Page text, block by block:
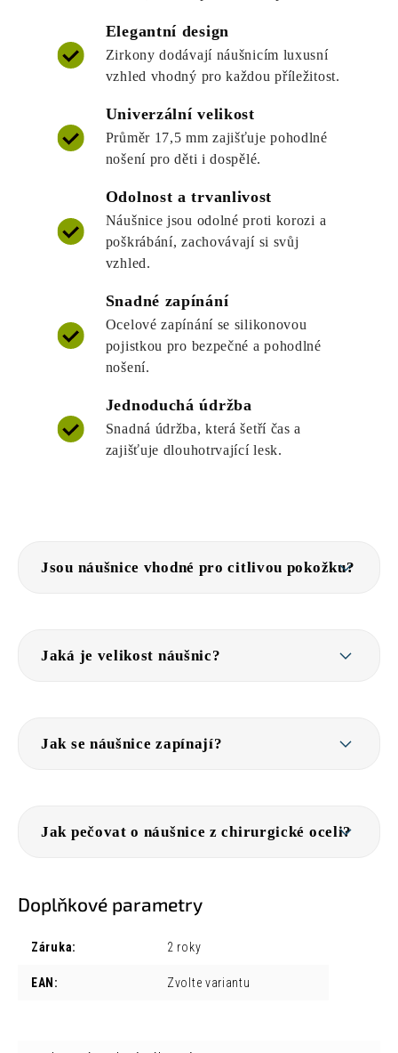
Elegantní design
Zirkony dodávají náušnicím luxusní
vzhled vhodný pro každou příležitost.
Univerzální velikost
Průměr 17,5 mm zajišťuje pohodlné
nošení pro děti i dospělé.
Odolnost a trvanlivost
Náušnice jsou odolné proti korozi a
poškrábání, zachovávají si svůj
vzhled.
Snadné zapínání
Ocelové zapínání se silikonovou
pojistkou pro bezpečné a pohodlné
nošení.
Jednoduchá údržba
Snadná údržba, která šetří čas a
zajišťuje dlouhotrvající lesk.
Jsou náušnice vhodné pro citlivou pokožku?
Jaká je velikost náušnic?
Jak se náušnice zapínají?
Jak pečovat o náušnice z chirurgické oceli?
Doplňkové parametry
Záruka: 2 roky
EAN : Zvolte variantu